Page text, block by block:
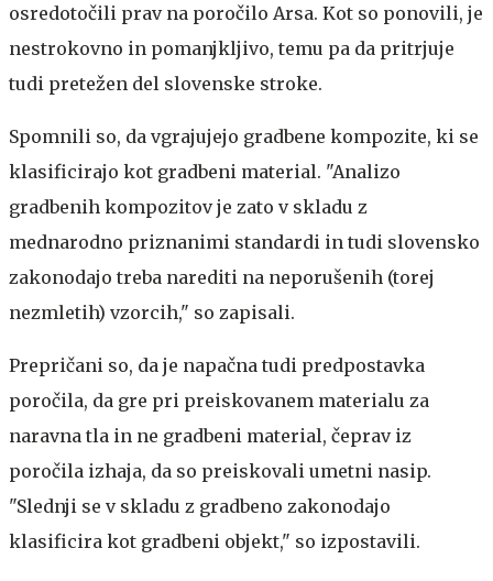
osredotočili prav na poročilo Arsa. Kot so ponovili, je
nestrokovno in pomanjkljivo, temu pa da pritrjuje
tudi pretežen del slovenske stroke.
Spomnili so, da vgrajujejo gradbene kompozite, ki se
klasificirajo kot gradbeni material. "Analizo
gradbenih kompozitov je zato v skladu z
mednarodno priznanimi standardi in tudi slovensko
zakonodajo treba narediti na neporušenih (torej
nezmletih) vzorcih," so zapisali.
Prepričani so, da je napačna tudi predpostavka
poročila, da gre pri preiskovanem materialu za
naravna tla in ne gradbeni material, čeprav iz
poročila izhaja, da so preiskovali umetni nasip.
"Slednji se v skladu z gradbeno zakonodajo
klasificira kot gradbeni objekt," so izpostavili.